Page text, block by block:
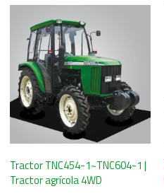
Tractor TNC454-1~TNC604-1 |
Tractor agrícola 4WD